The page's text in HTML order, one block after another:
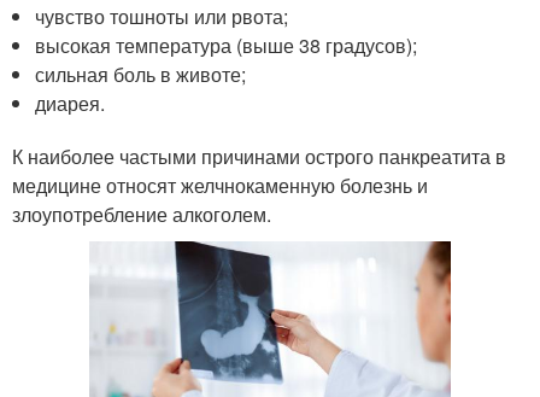
чувство тошноты или рвота;
высокая температура (выше 38 градусов);
сильная боль в животе;
диарея.
К наиболее частыми причинами острого панкреатита в
медицине относят желчнокаменную болезнь и
злоупотребление алкоголем.